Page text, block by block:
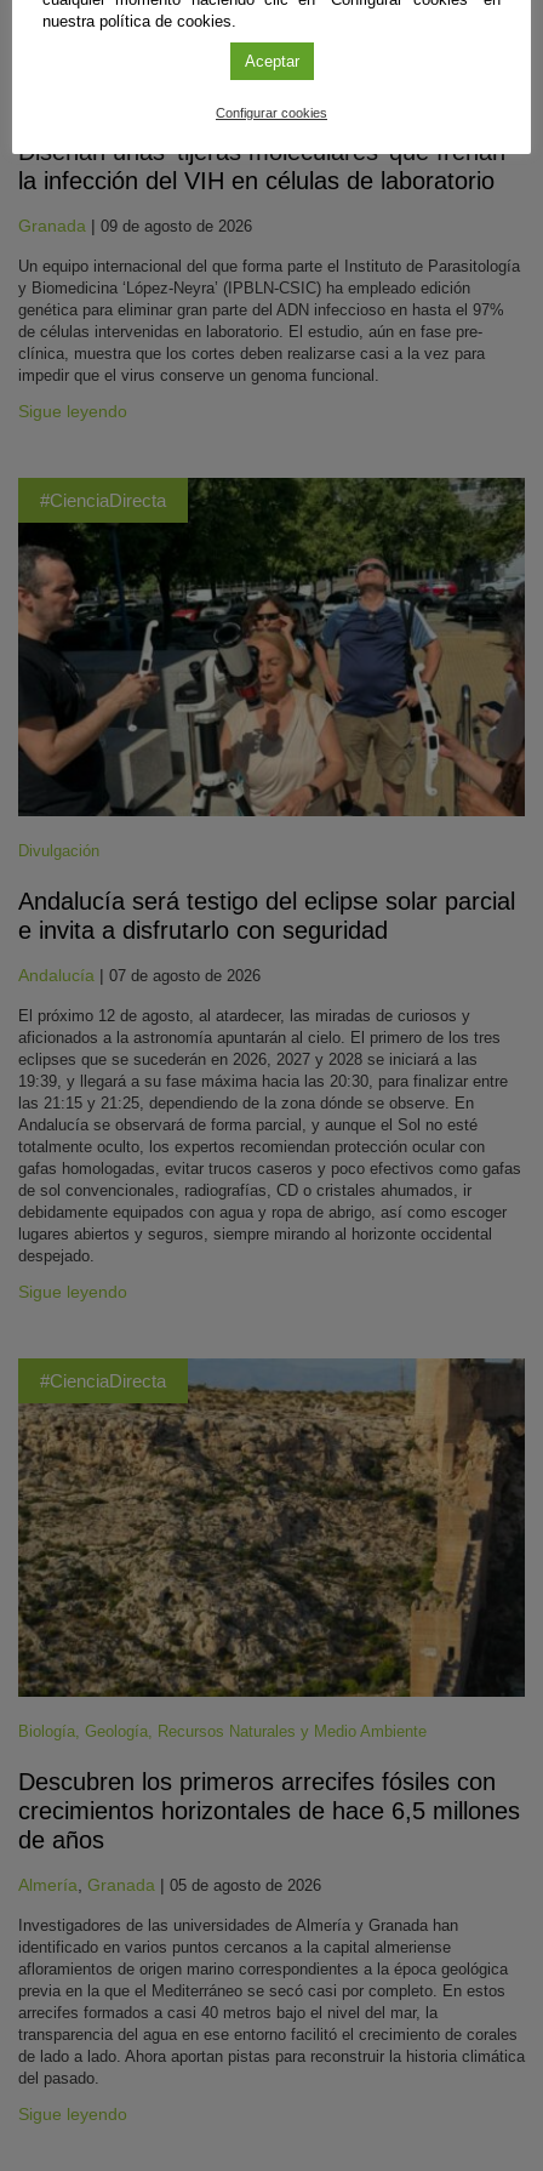
Diseñan unas ‘tijeras moleculares’ que frenan
la infección del VIH en células de laboratorio
Granada | 09 de agosto de 2026
Un equipo internacional del que forma parte el Instituto de Parasitología
y Biomedicina ‘López-Neyra’ (IPBLN-CSIC) ha empleado edición
genética para eliminar gran parte del ADN infeccioso en hasta el 97%
de células intervenidas en laboratorio. El estudio, aún en fase pre-
clínica, muestra que los cortes deben realizarse casi a la vez para
impedir que el virus conserve un genoma funcional.
Sigue leyendo
#CienciaDirecta
Divulgación
Andalucía será testigo del eclipse solar parcial
e invita a disfrutarlo con seguridad
Andalucía | 07 de agosto de 2026
El próximo 12 de agosto, al atardecer, las miradas de curiosos y
aficionados a la astronomía apuntarán al cielo. El primero de los tres
eclipses que se sucederán en 2026, 2027 y 2028 se iniciará a las
19:39, y llegará a su fase máxima hacia las 20:30, para finalizar entre
las 21:15 y 21:25, dependiendo de la zona dónde se observe. En
Andalucía se observará de forma parcial, y aunque el Sol no esté
totalmente oculto, los expertos recomiendan protección ocular con
gafas homologadas, evitar trucos caseros y poco efectivos como gafas
de sol convencionales, radiografías, CD o cristales ahumados, ir
debidamente equipados con agua y ropa de abrigo, así como escoger
lugares abiertos y seguros, siempre mirando al horizonte occidental
despejado.
Sigue leyendo
#CienciaDirecta
Biología Geología Recursos Naturales y Medio Ambiente
Descubren los primeros arrecifes fósiles con
crecimientos horizontales de hace 6,5 millones
de años
Almería Granada | 05 de agosto de 2026
Investigadores de las universidades de Almería y Granada han
identificado en varios puntos cercanos a la capital almeriense
afloramientos de origen marino correspondientes a la época geológica
previa en la que el Mediterráneo se secó casi por completo. En estos
arrecifes formados a casi 40 metros bajo el nivel del mar, la
transparencia del agua en ese entorno facilitó el crecimiento de corales
de lado a lado. Ahora aportan pistas para reconstruir la historia climática
del pasado.
Sigue leyendo
nuestra política de cookies.
Aceptar
Configurar cookies